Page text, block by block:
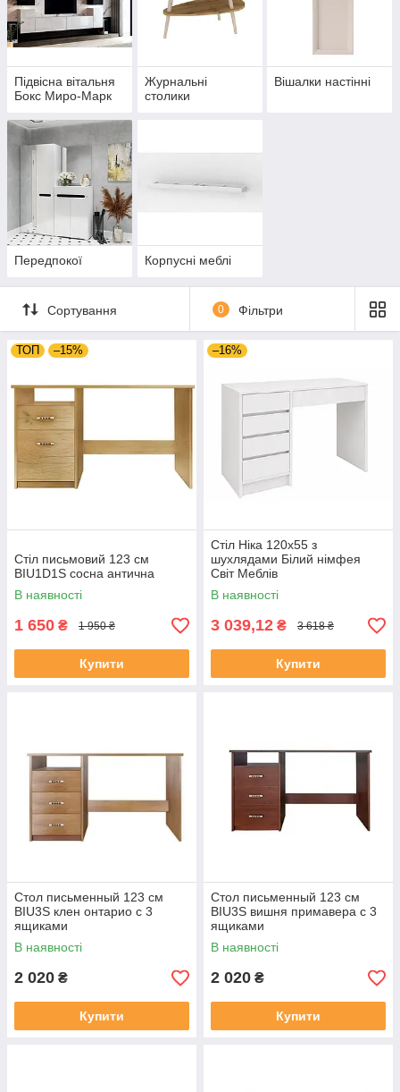
Підвісна вітальня
Бокс Миро-Марк
Журнальні
столики
Вішалки настінні
Передпокої Корпусні меблі
Сортування 0 Фільтри
ТОП –15%
Стіл письмовий 123 см
BIU1D1S сосна антична
В наявності
1 650 ₴ 1 950 ₴
Купити
–16%
Стіл Ніка 120х55 з
шухлядами Білий німфея
Світ Меблів
В наявності
3 039,12 ₴ 3 618 ₴
Купити
Стол письменный 123 см
BIU3S клен онтарио с 3
ящиками
В наявності
2 020 ₴
Купити
Стол письменный 123 см
BIU3S вишня примавера с 3
ящиками
В наявності
2 020 ₴
Купити